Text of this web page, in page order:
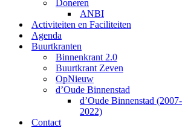
Doneren
ANBI
Activiteiten en Faciliteiten
Agenda
Buurtkranten
Binnenkrant 2.0
Buurtkrant Zeven
OpNieuw
d’Oude Binnenstad
d’Oude Binnenstad (2007-
2022)
Contact